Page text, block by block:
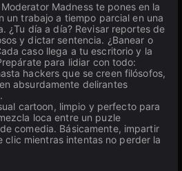
Madness te pones en la
un trabajo a tiempo parcial en una
¿Tu día a día? Revisar reportes de
y dictar sentencia. ¿Banear o
caso llega a tu escritorio y la
para lidiar con todo:
hackers que se creen filósofos,
absurdamente delirantes
cartoon, limpio y perfecto para
loca entre un puzle
comedia. Básicamente, impartir
clic mientras intentas no perder la